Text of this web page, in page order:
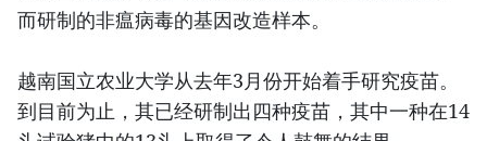
而研制的非瘟病毒的基因改造样本。
越南国立农业大学从去年3月份开始着手研究疫苗。
到目前为止，其已经研制出四种疫苗，其中一种在14